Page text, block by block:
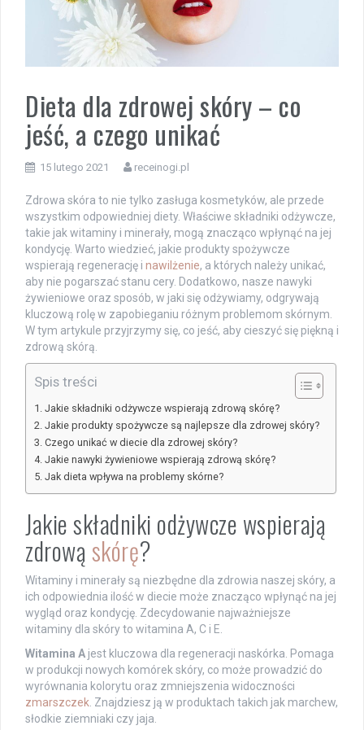
Dieta dla zdrowej skóry – co
jeść, a czego unikać
15 lutego 2021 receinogi.pl
Zdrowa skóra to nie tylko zasługa kosmetyków, ale przede
wszystkim odpowiedniej diety. Właściwe składniki odżywcze,
takie jak witaminy i minerały, mogą znacząco wpłynąć na jej
kondycję. Warto wiedzieć, jakie produkty spożywcze
wspierają regenerację i nawilżenie, a których należy unikać,
aby nie pogarszać stanu cery. Dodatkowo, nasze nawyki
żywieniowe oraz sposób, w jaki się odżywiamy, odgrywają
kluczową rolę w zapobieganiu różnym problemom skórnym.
W tym artykule przyjrzymy się, co jeść, aby cieszyć się piękną i
zdrową skórą.
Spis treści
Jakie składniki odżywcze wspierają zdrową skórę?
Jakie produkty spożywcze są najlepsze dla zdrowej skóry?
Czego unikać w diecie dla zdrowej skóry?
Jakie nawyki żywieniowe wspierają zdrową skórę?
Jak dieta wpływa na problemy skórne?
Jakie składniki odżywcze wspierają
zdrowąskórę?
Witaminy i minerały są niezbędne dla zdrowia naszej skóry, a
ich odpowiednia ilość w diecie może znacząco wpłynąć na jej
wygląd oraz kondycję. Zdecydowanie najważniejsze
witaminy dla skóry to witamina A, C i E.
Witamina A jest kluczowa dla regeneracji naskórka. Pomaga
w produkcji nowych komórek skóry, co może prowadzić do
wyrównania kolorytu oraz zmniejszenia widoczności
zmarszczek. Znajdziesz ją w produktach takich jak marchew,
słodkie ziemniaki czy jaja.